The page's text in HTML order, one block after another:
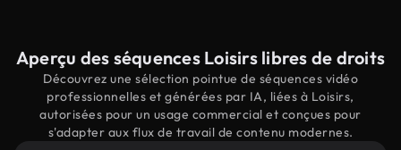
Aperçu des séquences Loisirs libres de droits
Découvrez une sélection pointue de séquences vidéo
professionnelles et générées par IA, liées à Loisirs,
autorisées pour un usage commercial et conçues pour
s'adapter aux flux de travail de contenu modernes.